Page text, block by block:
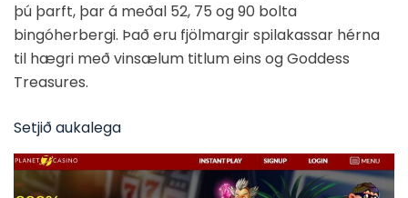
þú þarft, þar á meðal 52, 75 og 90 bolta
bingóherbergi. Það eru fjölmargir spilakassar hérna
til hægri með vinsælum titlum eins og Goddess
Treasures.
Setjið aukalega